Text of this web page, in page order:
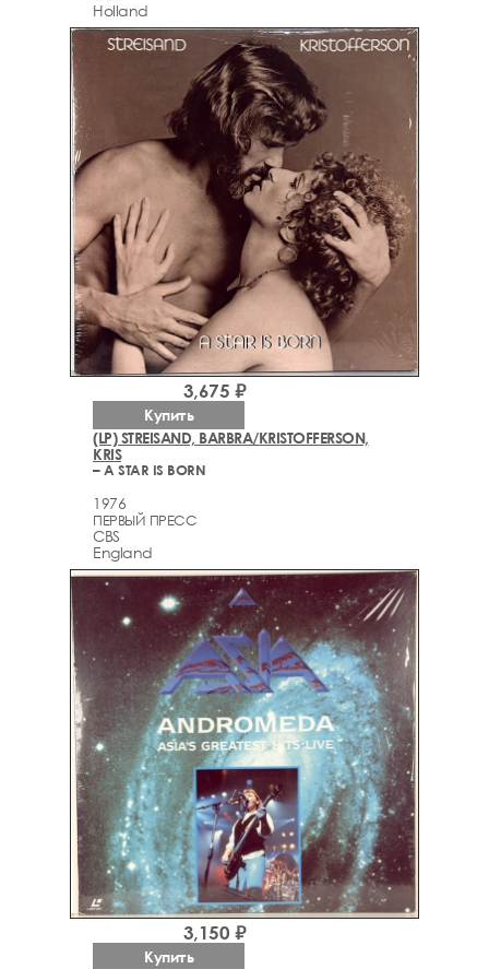
Holland
(LP) STREISAND, BARBRA/KRISTOFFERSON,
KRIS
– A STAR IS BORN
1976
ПЕРВЫЙ ПРЕСС
CBS
England
3,675 ₽
Купить
3,150 ₽
Купить